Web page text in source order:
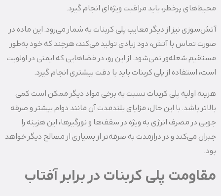
محیط‌های پرخطر، باید مراقبت ویژه‌ای انجام گیرد.
آتش‌سوزی نیز از دیگر معایب پلی کربنات به شمار می‌رود. این ماده در
صورت تماس با آتش، دود زیادی تولید می‌کند، هرچند که خود به‌طور
مستقیم شعله‌ور نمی‌شود. از این رو، در فضاهایی که ایمنی در اولویت
است، استفاده از پلی کربنات باید با دقت بیشتری انجام گیرد.
هزینه اولیه پلی کربنات نسبت به برخی مواد دیگر ممکن است کمی
بالاتر باشد. با این حال، مزایای بلندمدت آن مانند دوام بیشتر و صرفه‌
جویی در مصرف انرژی به‌ ویژه در سقف‌ها و نورگیرها، این هزینه را
جبران می‌کند و در درازمدت به‌ صرفه‌تر از بسیاری از مصالح دیگر خواهد
بود.
مقاومت پلی کربنات در برابر آفتاب